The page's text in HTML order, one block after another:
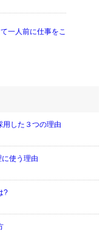
一人前に仕事をこ
用した３つの理由
使う理由
?